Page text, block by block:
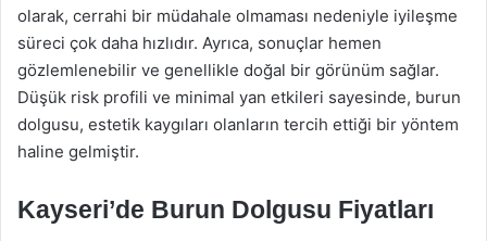
olarak, cerrahi bir müdahale olmaması nedeniyle iyileşme
süreci çok daha hızlıdır. Ayrıca, sonuçlar hemen
gözlemlenebilir ve genellikle doğal bir görünüm sağlar.
Düşük risk profili ve minimal yan etkileri sayesinde, burun
dolgusu, estetik kaygıları olanların tercih ettiği bir yöntem
haline gelmiştir.
Kayseri’de Burun Dolgusu Fiyatları